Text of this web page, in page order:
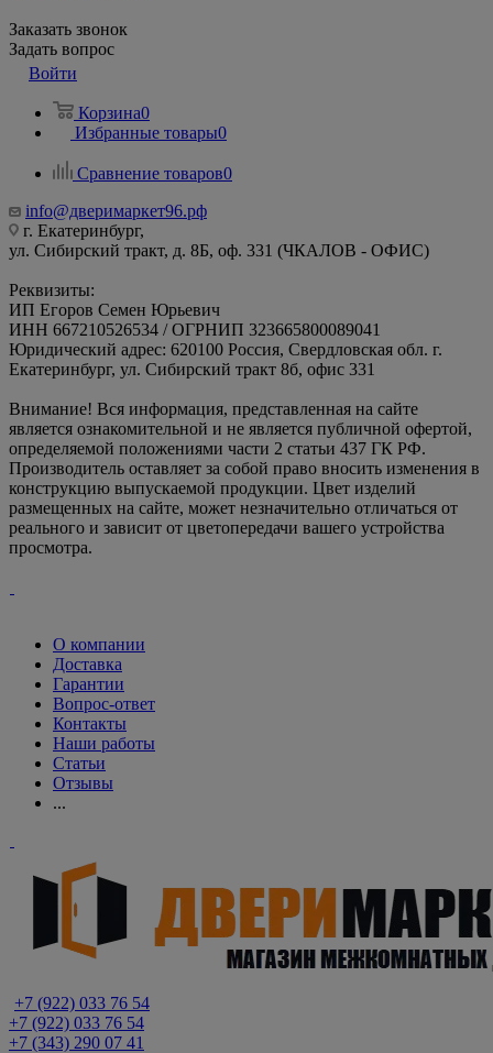
Заказать звонок
Задать вопрос
Войти
Корзина0
Избранные товары0
Сравнение товаров0
info@дверимаркет96.рф
г. Екатеринбург,
ул. Сибирский тракт, д. 8Б, оф. 331 (ЧКАЛОВ - ОФИС)
Реквизиты:
ИП Егоров Семен Юрьевич
ИНН 667210526534 / ОГРНИП 323665800089041
Юридический адрес: 620100 Россия, Свердловская обл. г.
Екатеринбург, ул. Сибирский тракт 8б, офис 331
Внимание! Вся информация, представленная на сайте
является ознакомительной и не является публичной офертой,
определяемой положениями части 2 статьи 437 ГК РФ.
Производитель оставляет за собой право вносить изменения в
конструкцию выпускаемой продукции. Цвет изделий
размещенных на сайте, может незначительно отличаться от
реального и зависит от цветопередачи вашего устройства
просмотра.
О компании
Доставка
Гарантии
Вопрос-ответ
Контакты
Наши работы
Статьи
Отзывы
...
+7 (922) 033 76 54
+7 (922) 033 76 54
+7 (343) 290 07 41